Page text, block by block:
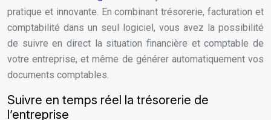
pratique et innovante. En combinant trésorerie, facturation et
comptabilité dans un seul logiciel, vous avez la possibilité
de suivre en direct la situation financière et comptable de
votre entreprise, et même de générer automatiquement vos
documents comptables.
Suivre en temps réel la trésorerie de
l’entreprise